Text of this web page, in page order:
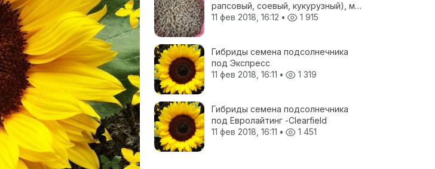
рапсовый, соевый, кукурузный), мел
кормовой, отруби пшеничные, жом
11 фев 2018, 16:12 • 1 915
Гибриды семена подсолнечника
под Экспресс
11 фев 2018, 16:11 • 1 319
Гибриды семена подсолнечника
под Евролайтинг -Сlearfield
11 фев 2018, 16:11 • 1 451